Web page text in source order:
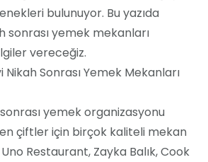
bulunuyor. Bu yazıda
sonrası yemek mekanları
vereceğiz.
Nikah Sonrası Yemek Mekanları
yemek organizasyonu
çiftler için birçok kaliteli mekan
Restaurant, Zayka Balık, Cook